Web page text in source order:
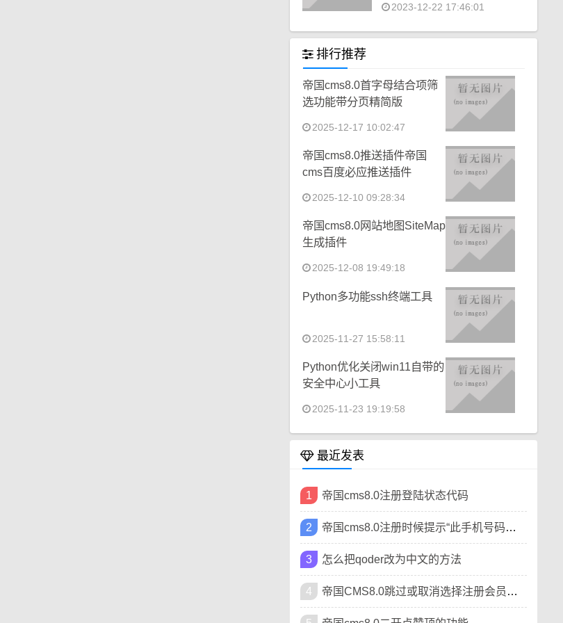
2023-12-22 17:46:01
排行推荐
帝国cms8.0首字母结合项筛
选功能带分页精简版
2025-12-17 10:02:47
帝国cms8.0推送插件帝国
cms百度必应推送插件
2025-12-10 09:28:34
帝国cms8.0网站地图SiteMap
生成插件
2025-12-08 19:49:18
Python多功能ssh终端工具
2025-11-27 15:58:11
Python优化关闭win11自带的
安全中心小工具
2025-11-23 19:19:58
最近发表
1 帝国cms8.0注册登陆状态代码
2 帝国cms8.0注册时候提示“此手机号码已被注册”
3 怎么把qoder改为中文的方法
4 帝国CMS8.0跳过或取消选择注册会员类型方法